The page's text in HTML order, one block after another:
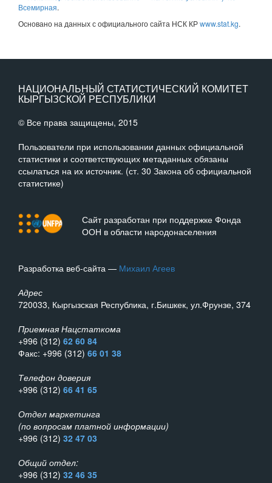
Всемирная.
Основано на данных с официального сайта НСК КРwww.stat.kg.
НАЦИОНАЛЬНЫЙ СТАТИСТИЧЕСКИЙ КОМИТЕТ
КЫРГЫЗСКОЙ РЕСПУБЛИКИ
© Все права защищены, 2015
Пользователи при использовании данных официальной
статистики и соответствующих метаданных обязаны
ссылаться на их источник. (ст. 30 Закона об официальной
статистике)
Сайт разработан при поддержке Фонда
ООН в области народонаселения
Разработка веб-сайта — Михаил Агеев
Адрес
720033, Кыргызская Республика, г.Бишкек, ул.Фрунзе, 374
Приемная Нацстаткома
+996 (312) 62 60 84
Факс: +996 (312) 66 01 38
Телефон доверия
+996 (312) 66 41 65
Отдел маркетинга
(по вопросам платной информации)
+996 (312) 32 47 03
Общий отдел:
+996 (312) 32 46 35